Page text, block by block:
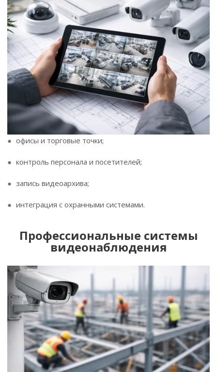
офисы и торговые точки;
контроль персонала и посетителей;
запись видеоархива;
интеграция с охранными системами.
Профессиональные системы
видеонаблюдения